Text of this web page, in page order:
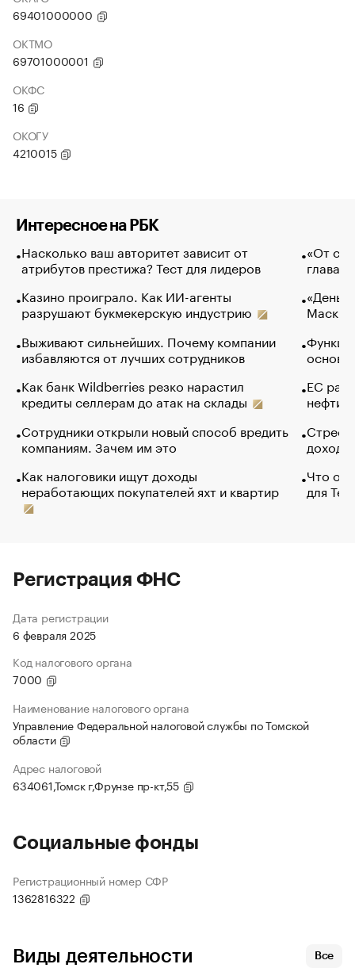
69401000000
ОКТМО
69701000001
ОКФС
16
ОКОГУ
4210015
Интересное на РБК
Насколько ваш авторитет зависит от
атрибутов престижа? Тест для лидеров
Казино проиграло. Как ИИ-агенты
разрушают букмекерскую индустрию
Выживают сильнейших. Почему компании
избавляются от лучших сотрудников
Как банк Wildberries резко нарастил
кредиты селлерам до атак на склады
Сотрудники открыли новый способ вредить
компаниям. Зачем им это
Как налоговики ищут доходы
неработающих покупателей яхт и квартир
«От
глава
Маск в
основ
ЕС
нефти
Что
для
Регистрация ФНС
Дата регистрации
6 февраля 2025
Код налогового органа
7000
Наименование налогового органа
Управление Федеральной налоговой службы по Томской
области
Адрес налоговой
634061,Томск г,Фрунзе пр-кт,55
Социальные фонды
Регистрационный номер СФР
1362816322
Виды деятельности Все